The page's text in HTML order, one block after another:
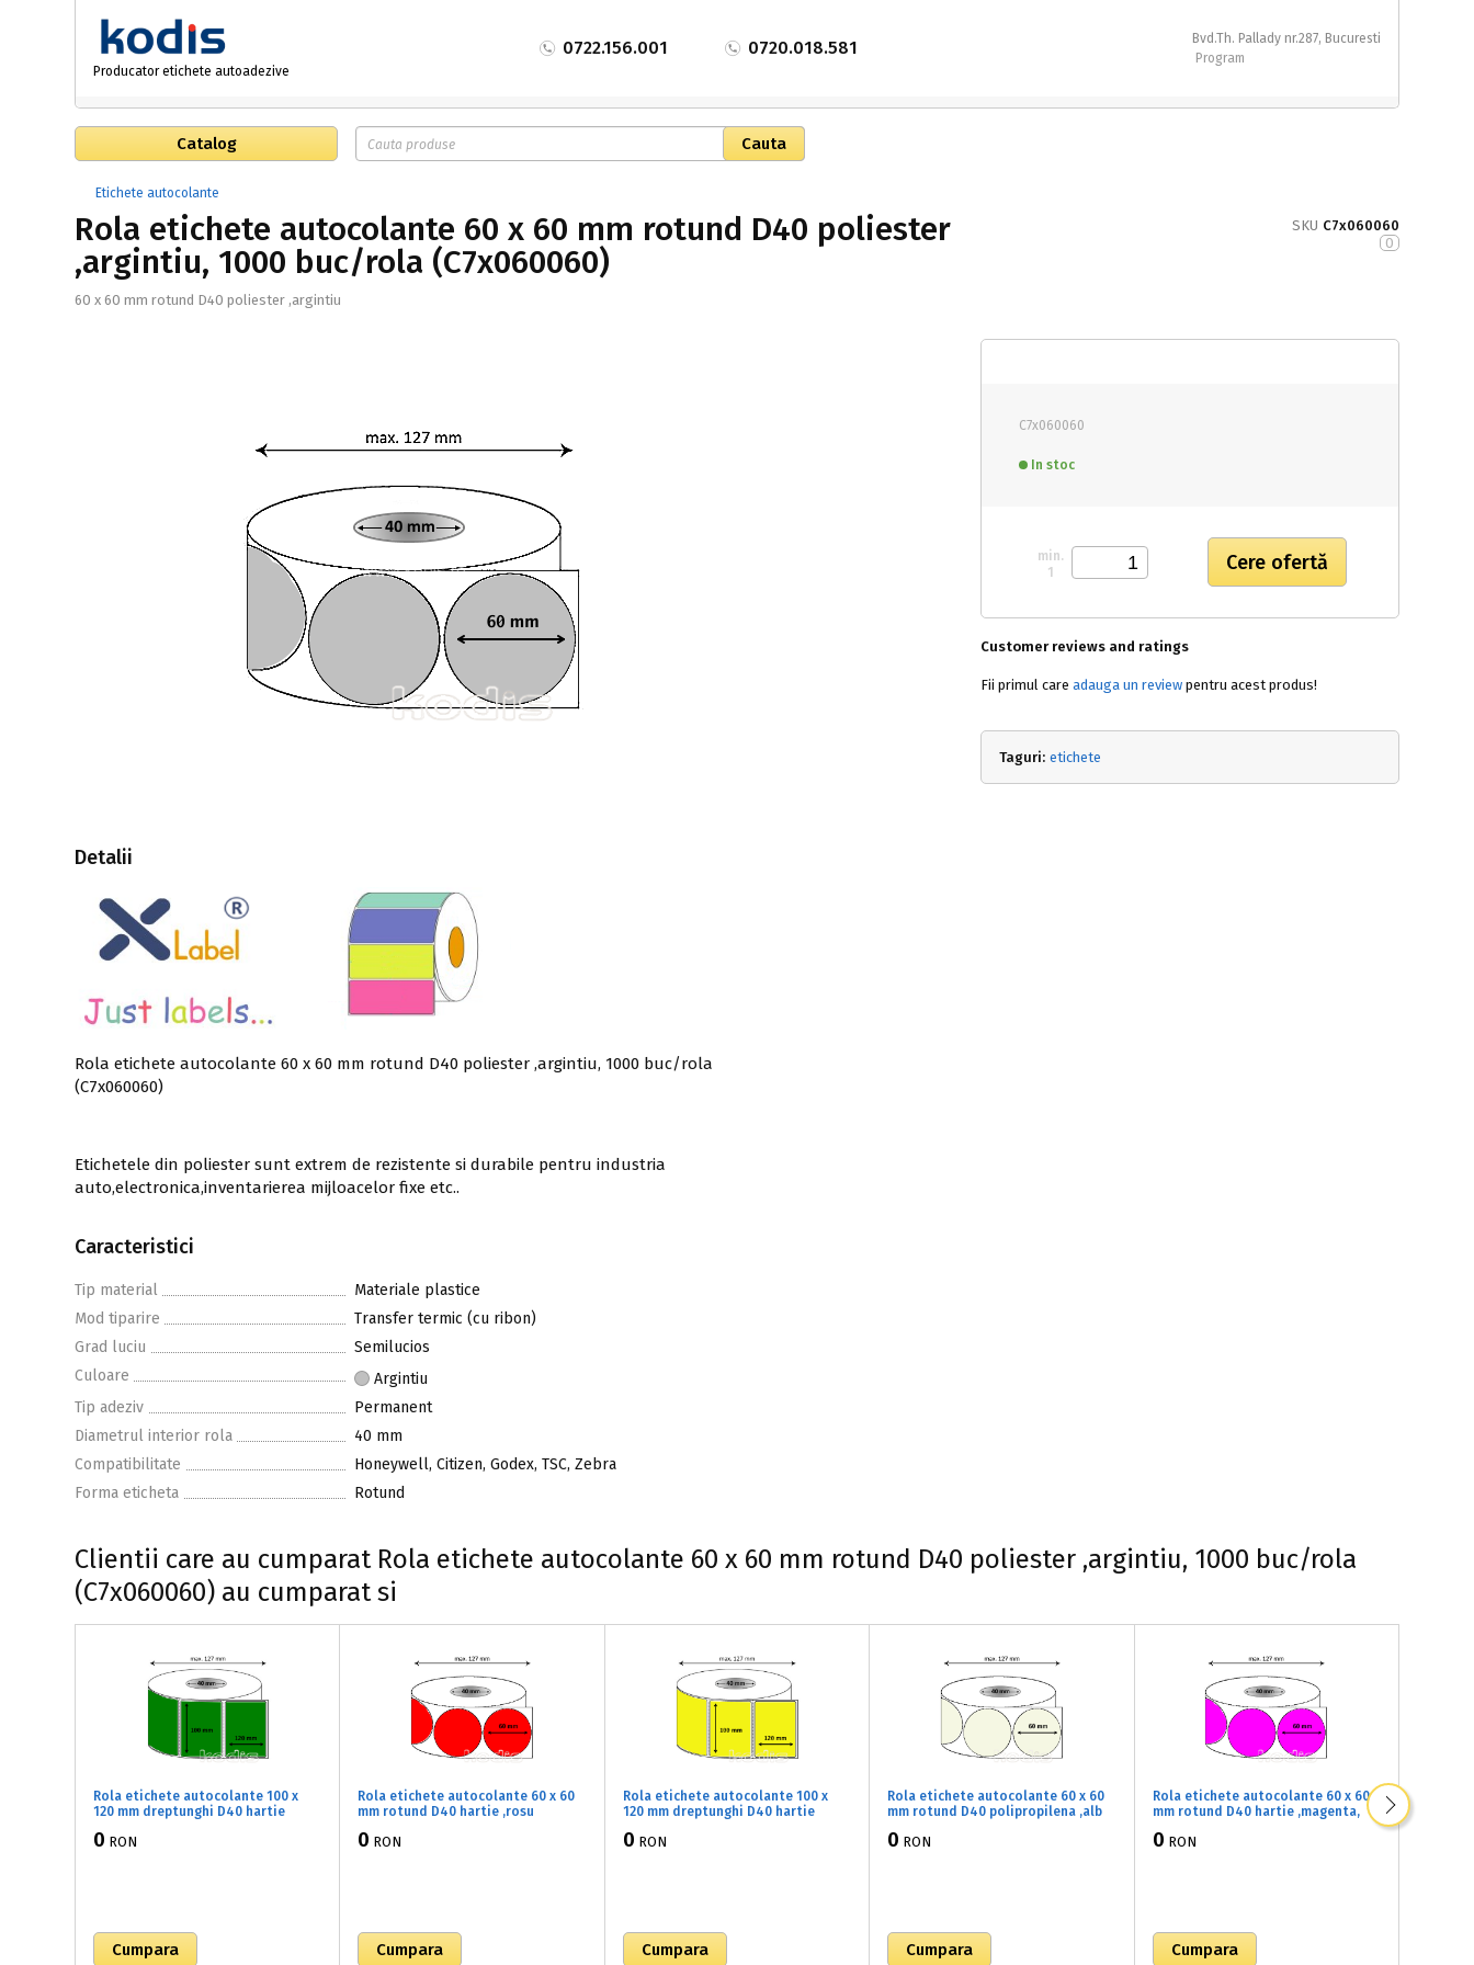
Producator etichete autoadezive
0722.156.001 0720.018.581
Bvd.Th. Pallady nr.287, Bucuresti
Program
Catalog
Etichete autocolante
Rola etichete autocolante 60 x 60 mm rotund D40 poliester
,argintiu, 1000 buc/rola (C7x060060)
60 x 60 mm rotund D40 poliester ,argintiu
SKU C7x060060
0
Detalii
Rola etichete autocolante 60 x 60 mm rotund D40 poliester ,argintiu, 1000 buc/rola
(C7x060060)
Etichetele din poliester sunt extrem de rezistente si durabile pentru industria
auto,electronica,inventarierea mijloacelor fixe etc..
Caracteristici
Tip material
Materiale plastice
Mod tiparire
Transfer termic (cu ribon)
Grad luciu
Semilucios
Culoare
Argintiu
Tip adeziv
Permanent
Diametrul interior rola
40 mm
Compatibilitate
Honeywell, Citizen, Godex, TSC, Zebra
Forma eticheta
Rotund
C7x060060
In stoc
min.
1
Customer reviews and ratings
Fii primul care adauga un review pentru acest produs!
Taguri: etichete
Clientii care au cumparat Rola etichete autocolante 60 x 60 mm rotund D40 poliester ,argintiu, 1000 buc/rola
(C7x060060) au cumparat si
Rola etichete autocolante 100 x
120 mm dreptunghi D40 hartie
0 RON
Rola etichete autocolante 60 x 60
mm rotund D40 hartie ,rosu
(87x060060)
0 RON
Rola etichete autocolante 100 x
120 mm dreptunghi D40 hartie
(61x100120)
0 RON
Rola etichete autocolante 60 x 60
mm rotund D40 polipropilena ,alb
0 RON
Rola etichete autocolante 60 x 60
mm rotund D40 hartie ,magenta,
0 RON